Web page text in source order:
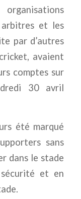
et les
par d’autres
avaient
comptes sur
30 avril
été marqué
sans
dans le stade
et en